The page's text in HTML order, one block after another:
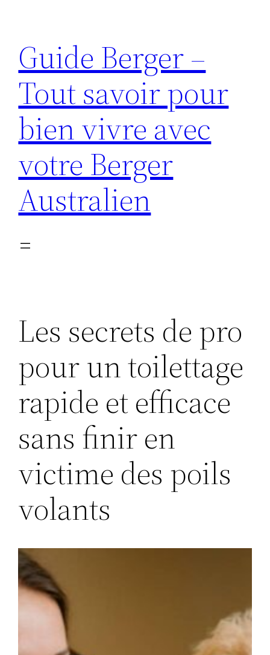
contenu
Guide Berger –
Tout savoir pour
bien vivre avec
votre Berger
Australien
Les secrets de pro
pour un toilettage
rapide et efficace
sans finir en
victime des poils
volants